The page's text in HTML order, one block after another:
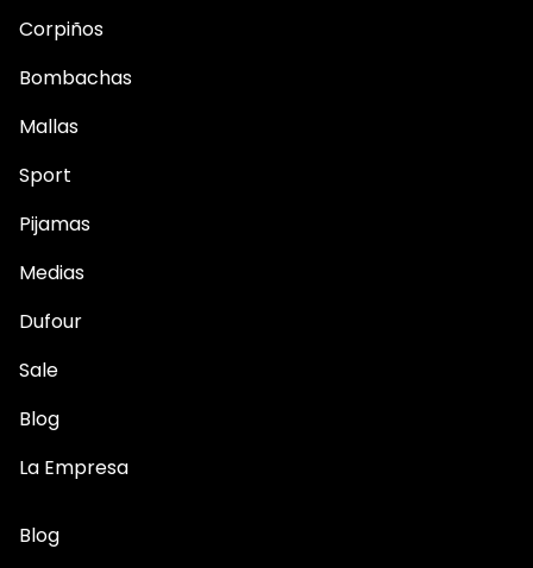
Corpiños
Bombachas
Mallas
Sport
Pijamas
Medias
Dufour
Sale
Blog
La Empresa
Blog